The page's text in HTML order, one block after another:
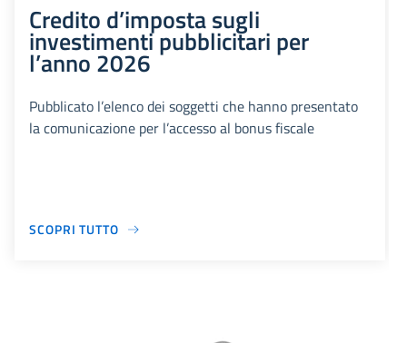
Credito d’imposta sugli
investimenti pubblicitari per
l’anno 2026
Pubblicato l’elenco dei soggetti che hanno presentato
la comunicazione per l’accesso al bonus fiscale
SCOPRI TUTTO